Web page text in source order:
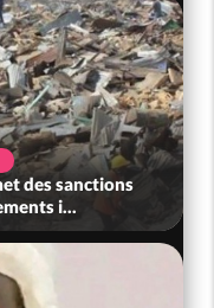
des sanctions
i...